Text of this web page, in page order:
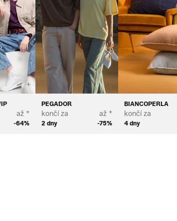
až *
-64%
PEGADOR
končí za
2 dny
až *
-75%
BIANCOPERLA
končí za
4 dny